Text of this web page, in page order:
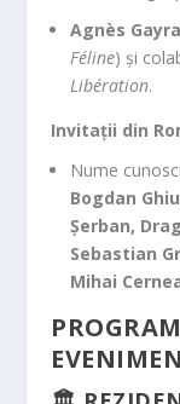
Agnès
Féline) și
Libération.
Invitații din
Nume
Bogdan
Șerban,
Sebastian
Mihai